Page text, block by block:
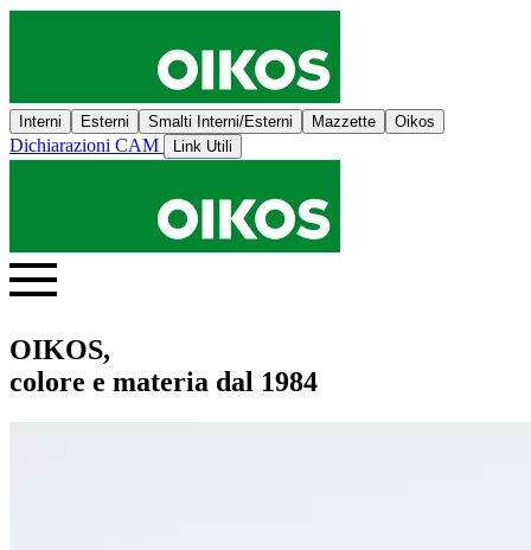
Interni Esterni Smalti Interni/Esterni Mazzette Oikos
Dichiarazioni CAM Link Utili
OIKOS,
colore e materia dal 1984